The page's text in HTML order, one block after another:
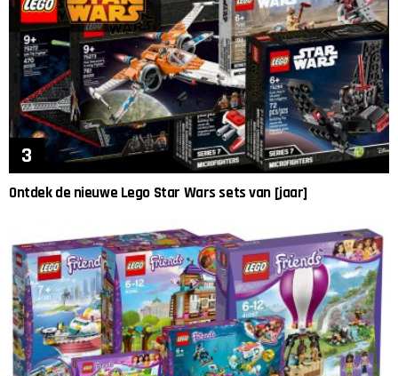
Ontdek de nieuwe Lego Star Wars sets van [jaar]